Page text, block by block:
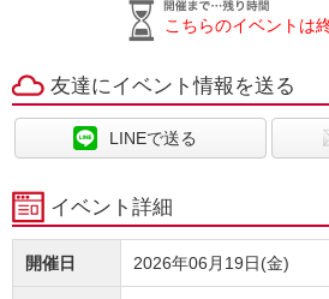
こちらのイベントは
友達にイベント情報を送る
LINEで送る
イベント詳細
開催日 2026年06月19日(金)